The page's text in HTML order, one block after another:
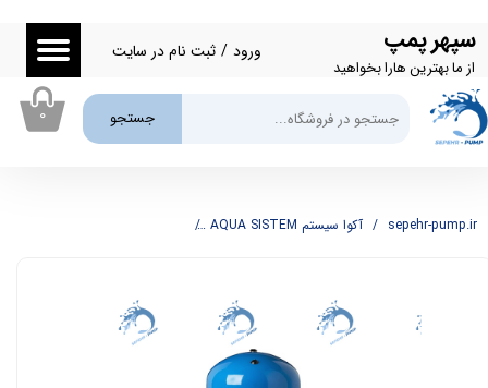
سپهر پمپ
از ما بهترین هارا بخواهید
جستجو
ورود / ثبت نام در سایت
حساب کاربری من
تغییر گذر واژه
سفارشات
۰
sepehr-pump.ir آکوا سیستم AQUA SISTEM